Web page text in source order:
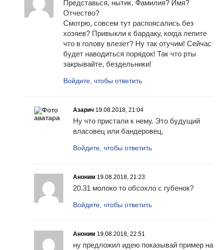
Представься, нытик. Фамилия? Имя?
Отчество?
Смотрю, совсем тут распоясались без
хозяев? Привыкли к бардаку, когда лепите
что в голову влезет? Ну так отучим! Сейчас
будет наводиться порядок! Так что рты
закрывайте, бездельники!
Войдите, чтобы ответить
Азарич 19.08.2018, 21:04
Ну что пристали к нему. Это будущий
власовец или бандеровец,
Войдите, чтобы ответить
Аноним 19.08.2018, 21:23
20.31 молоко то обсохло с губенок?
Войдите, чтобы ответить
Аноним 19.08.2018, 22:51
ну предложил идею показывай пример на